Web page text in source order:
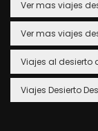
Ver mas viajes
Ver mas viajes
Viajes al desierto
Viajes Desierto